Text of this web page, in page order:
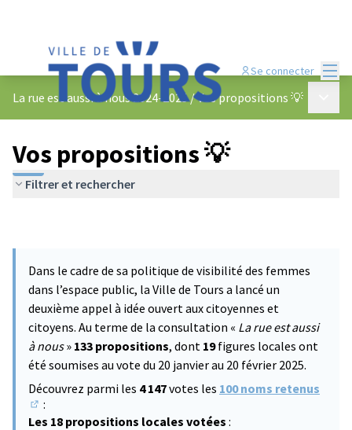
Se connecter
La rue est aussi à nous 2024-2025 /Vos propositions 💡
Vos propositions 💡
Filtrer et rechercher
Dans le cadre de sa politique de visibilité des femmes
dans l’espace public, la Ville de Tours a lancé un
deuxième appel à idée ouvert aux citoyennes et
citoyens. Au terme de la consultation « La rue est aussi
à nous» 133 propositions, dont 19figures locales ont
été soumises au vote du 20 janvier au 20 février 2025.
Découvrez parmi les 4 147votes les 100 noms retenus
(S'ouvre dans un nouvel onglet)
:
Les 18 propositions locales votées :